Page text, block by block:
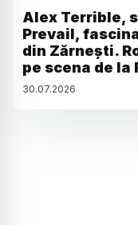
Alex Terrible,
Prevail,
din Zărnești.
pe scena de la
30.07.2026